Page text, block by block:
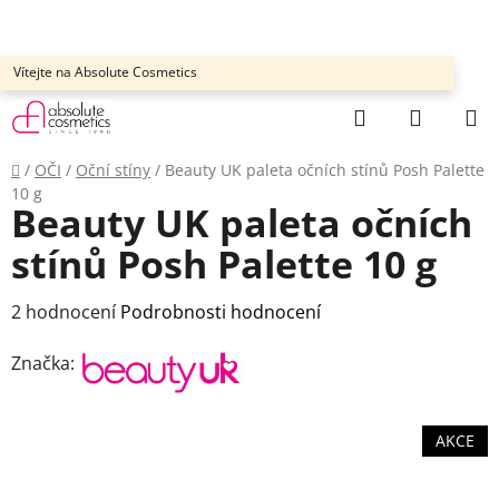
obsah
Vítejte na Absolute Cosmetics
Hledat
Domů
/ OČI / Oční stíny / Beauty UK paleta očních stínů Posh Palette
10 g
Beauty UK paleta očních
stínů Posh Palette 10 g
Průměrné
produktu
2 hodnocení Podrobnosti hodnocení
Značka:
AKCE